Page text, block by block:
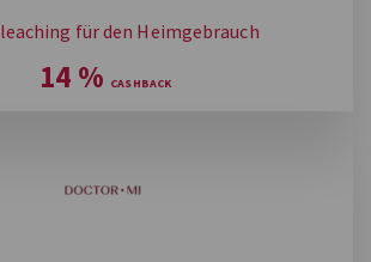
für den Heimgebrauch
14 %